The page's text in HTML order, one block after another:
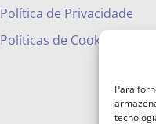
Para
Política de Privacidade
Políticas de Cookies